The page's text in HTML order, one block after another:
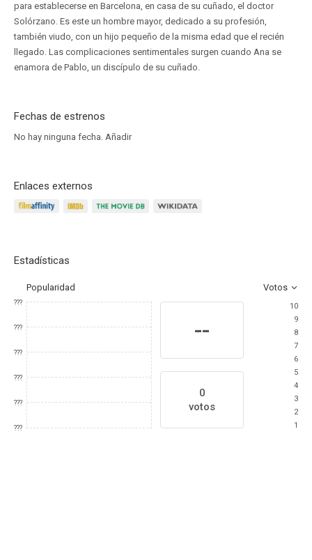
para establecerse en Barcelona, en casa de su cuñado, el doctor
Solórzano. Es este un hombre mayor, dedicado a su profesión,
también viudo, con un hijo pequeño de la misma edad que el recién
llegado. Las complicaciones sentimentales surgen cuando Ana se
enamora de Pablo, un discípulo de su cuñado.
Fechas de estrenos
No hay ninguna fecha. Añadir
Enlaces externos
Estadísticas
Popularidad Votos
???
???
???
???
???
???
--
0
votos
10
9
8
7
6
5
4
3
2
1